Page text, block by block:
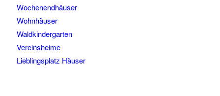
Wochenendhäuser
Wohnhäuser
Waldkindergarten
Vereinsheime
Lieblingsplatz Häuser